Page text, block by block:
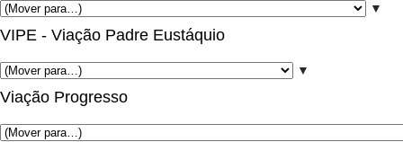
▼
VIPE - Viação Padre Eustáquio
▼
Viação Progresso